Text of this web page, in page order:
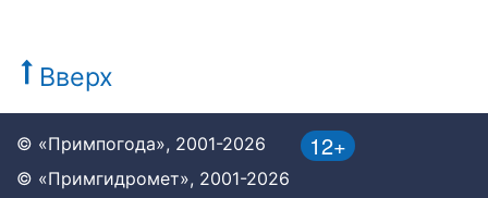
Вверх
12+
© «Примпогода», 2001-2026
© «Примгидромет», 2001-2026